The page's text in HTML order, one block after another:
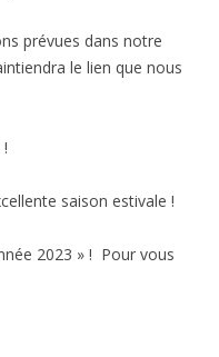
prévues dans notre
le lien que nous
saison estivale !
2023 » ! Pour vous